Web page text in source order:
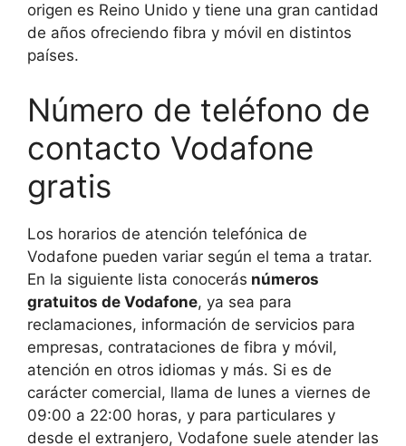
origen es Reino Unido y tiene una gran cantidad
de años ofreciendo fibra y móvil en distintos
países.
Número de teléfono de
contacto Vodafone
gratis
Los horarios de atención telefónica de
Vodafone pueden variar según el tema a tratar.
En la siguiente lista conocerás números
gratuitos de Vodafone, ya sea para
reclamaciones, información de servicios para
empresas, contrataciones de fibra y móvil,
atención en otros idiomas y más. Si es de
carácter comercial, llama de lunes a viernes de
09:00 a 22:00 horas, y para particulares y
desde el extranjero, Vodafone suele atender las